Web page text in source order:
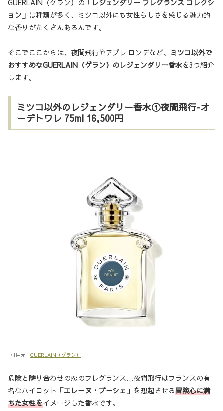
GUERLAIN（ゲラン）の 「レジェンダリー フレグランス コレクシ
ョン」 は種類が多く、ミツコ以外にも女性らしさを感じる魅力的
な香りがたくさんあるんです。
そこでここからは、夜間飛行やアプレ ロンデなど、 ミツコ以外で
おすすめなGUERLAIN（ゲラン）のレジェンダリー香水を3つ紹介
します。
ミツコ以外のレジェンダリー香水①夜間飛行-オ
ーデトワレ 75ml 16,500円
引用元 : GUERLAIN（ゲラン）
危険と隣り合わせの恋のフレグランス…夜間飛行はフランスの有
名なパイロット 「エレーヌ・ブーシェ」 を想起させる冒険心に満
ちた女性をイメージした香水です。